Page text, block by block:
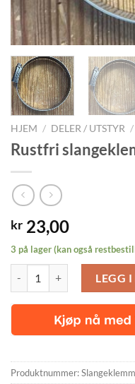
HJEM / DELER / UTSTYR /
Rustfri
kr 23,00
3 på lager (kan også
LEGG
Produktnummer: